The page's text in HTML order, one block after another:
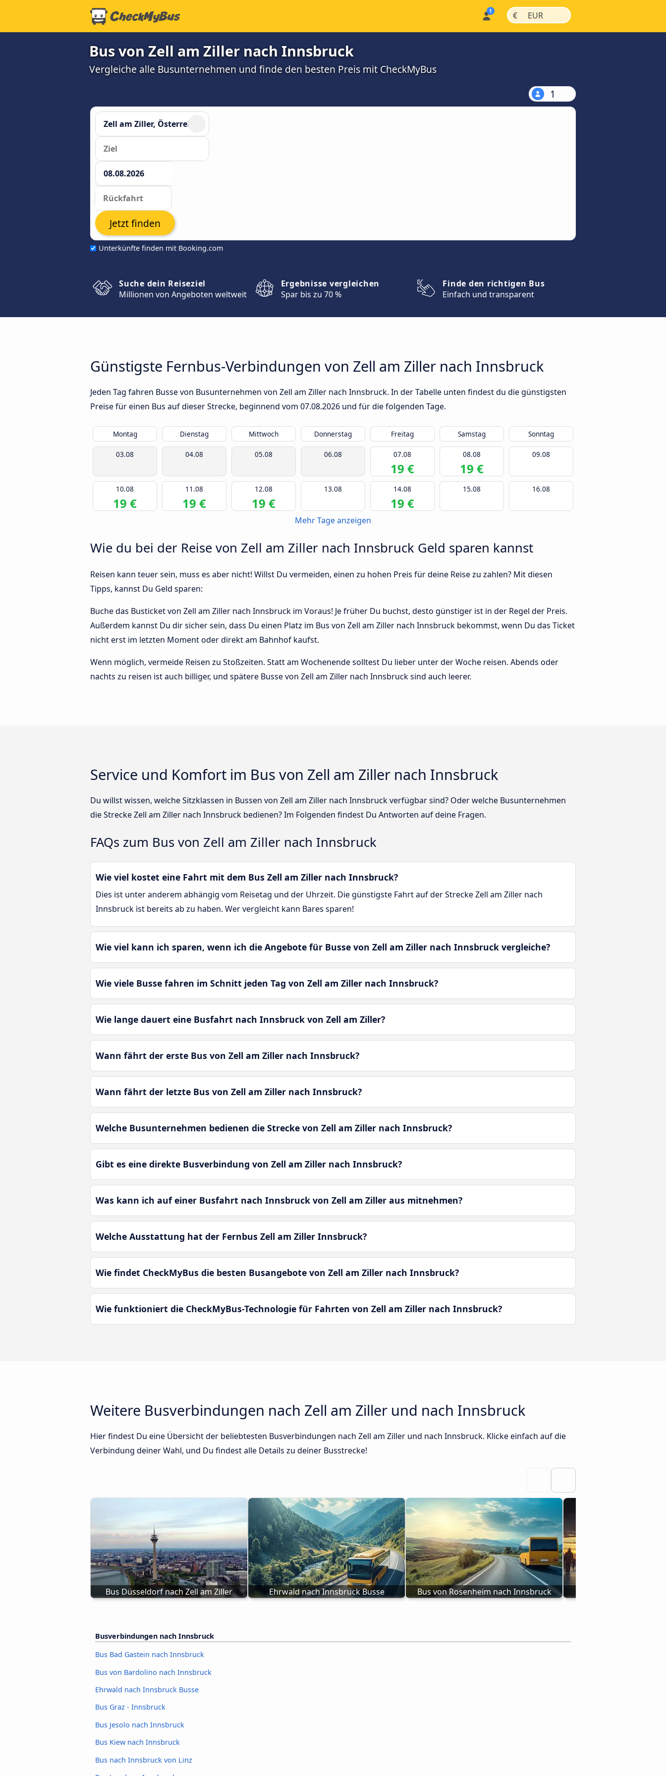
€ | EUR |
Bus von Zell am Ziller nach Innsbruck
Vergleiche alle Busunternehmen und finde den besten Preis mit CheckMyBus
1
Unterkünfte finden mit Booking.com
Jetzt finden
Suche dein Reiseziel
Millionen von Angeboten weltweit
Ergebnisse vergleichen
Spar bis zu 70 %
Finde den richtigen Bus
Einfach und transparent
Günstigste Fernbus-Verbindungen von Zell am Ziller nach Innsbruck
Jeden Tag fahren Busse von Busunternehmen von Zell am Ziller nach Innsbruck. In der Tabelle unten findest du die günstigsten
Preise für einen Bus auf dieser Strecke, beginnend vom 07.08.2026 und für die folgenden Tage.
Montag Dienstag Mittwoch Donnerstag Freitag Samstag Sonntag
03.08 04.08 05.08 06.08 07.08
19 €
08.08
19 €
09.08
10.08
19 €
11.08
19 €
12.08
19 €
13.08 14.08
19 €
15.08 16.08
Mehr Tage anzeigen
Wie du bei der Reise von Zell am Ziller nach Innsbruck Geld sparen kannst
Reisen kann teuer sein, muss es aber nicht! Willst Du vermeiden, einen zu hohen Preis für deine Reise zu zahlen? Mit diesen
Tipps, kannst Du Geld sparen:
Buche das Busticket von Zell am Ziller nach Innsbruck im Voraus! Je früher Du buchst, desto günstiger ist in der Regel der Preis.
Außerdem kannst Du dir sicher sein, dass Du einen Platz im Bus von Zell am Ziller nach Innsbruck bekommst, wenn Du das Ticket
nicht erst im letzten Moment oder direkt am Bahnhof kaufst.
Wenn möglich, vermeide Reisen zu Stoßzeiten. Statt am Wochenende solltest Du lieber unter der Woche reisen. Abends oder
nachts zu reisen ist auch billiger, und spätere Busse von Zell am Ziller nach Innsbruck sind auch leerer.
Service und Komfort im Bus von Zell am Ziller nach Innsbruck
Du willst wissen, welche Sitzklassen in Bussen von Zell am Ziller nach Innsbruck verfügbar sind? Oder welche Busunternehmen
die Strecke Zell am Ziller nach Innsbruck bedienen? Im Folgenden findest Du Antworten auf deine Fragen.
FAQs zum Bus von Zell am Ziller nach Innsbruck
Wie viel kostet eine Fahrt mit dem Bus Zell am Ziller nach Innsbruck?
Dies ist unter anderem abhängig vom Reisetag und der Uhrzeit. Die günstigste Fahrt auf der Strecke Zell am Ziller nach
Innsbruck ist bereits ab zu haben. Wer vergleicht kann Bares sparen!
Wie viel kann ich sparen, wenn ich die Angebote für Busse von Zell am Ziller nach Innsbruck vergleiche?
Wie viele Busse fahren im Schnitt jeden Tag von Zell am Ziller nach Innsbruck?
Wie lange dauert eine Busfahrt nach Innsbruck von Zell am Ziller?
Wann fährt der erste Bus von Zell am Ziller nach Innsbruck?
Wann fährt der letzte Bus von Zell am Ziller nach Innsbruck?
Welche Busunternehmen bedienen die Strecke von Zell am Ziller nach Innsbruck?
Gibt es eine direkte Busverbindung von Zell am Ziller nach Innsbruck?
Was kann ich auf einer Busfahrt nach Innsbruck von Zell am Ziller aus mitnehmen?
Welche Ausstattung hat der Fernbus Zell am Ziller Innsbruck?
Wie findet CheckMyBus die besten Busangebote von Zell am Ziller nach Innsbruck?
Wie funktioniert die CheckMyBus-Technologie für Fahrten von Zell am Ziller nach Innsbruck?
Weitere Busverbindungen nach Zell am Ziller und nach Innsbruck
Hier findest Du eine Übersicht der beliebtesten Busverbindungen nach Zell am Ziller und nach Innsbruck. Klicke einfach auf die
Verbindung deiner Wahl, und Du findest alle Details zu deiner Busstrecke!
Bus Düsseldorf nach Zell am Ziller Ehrwald nach Innsbruck Busse Bus von Rosenheim nach Innsbruck
Busverbindungen nach Innsbruck
Bus Bad Gastein nach Innsbruck
Bus von Bardolino nach Innsbruck
Ehrwald nach Innsbruck Busse
Bus Graz - Innsbruck
Bus Jesolo nach Innsbruck
Bus Kiew nach Innsbruck
Bus nach Innsbruck von Linz